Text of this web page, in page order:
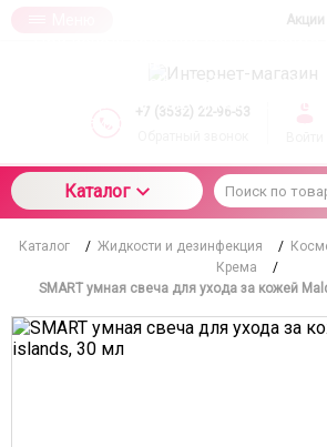
Акции
+7 (3532) 22-96-53
Каталог
Каталог / Жидкости и дезинфекция /
Крема
/
SMART умная свеча для ухода за кожей
подтверждаете свое согласие на
компанией cookie-файлов в
настоящим соглашением в